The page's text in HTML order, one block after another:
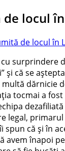
locul în
de locul în
surprindere
că se
dărnicie
tocmai a
legal,
că şi în
înapoi